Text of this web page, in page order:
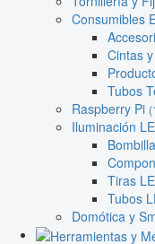
Consumibles
Cintas
Tubos
Raspberry Pi
Iluminación
Tiras
Tubos
Domótica y